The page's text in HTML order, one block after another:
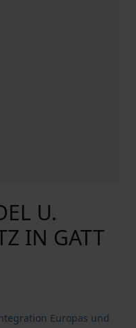
U.
IN GATT
Europas und